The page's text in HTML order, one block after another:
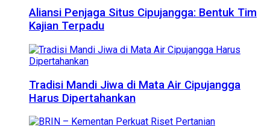
Aliansi Penjaga Situs Cipujangga: Bentuk Tim
Kajian Terpadu
Tradisi Mandi Jiwa di Mata Air Cipujangga
Harus Dipertahankan